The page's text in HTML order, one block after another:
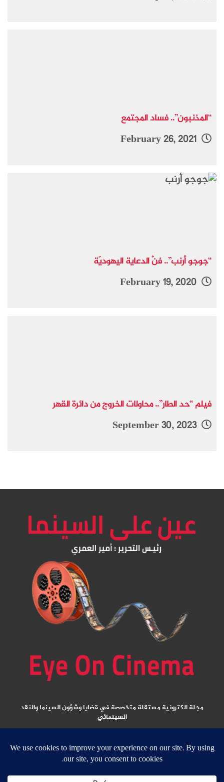
“المذنبون”.. فساد المجتمع
“جوجو أرنب”.. فنُّ الدعاية اليهوديَّة
فيلم “حد الطار”.. محاولات الخروج من دائرة القهر
September 30, 2023
مجلة الكترونية مستقلة متخصصة في قضايا وشؤون السينما والنقد
السينمائي
جميع الحقوق محفوظة ولا يسمح بإعادة نشر أي مادة من المواد المنشورة في هذا
الموقع إلا بعد الحصول على تصريح مكتوب من الناشر/ رئيس التحرير